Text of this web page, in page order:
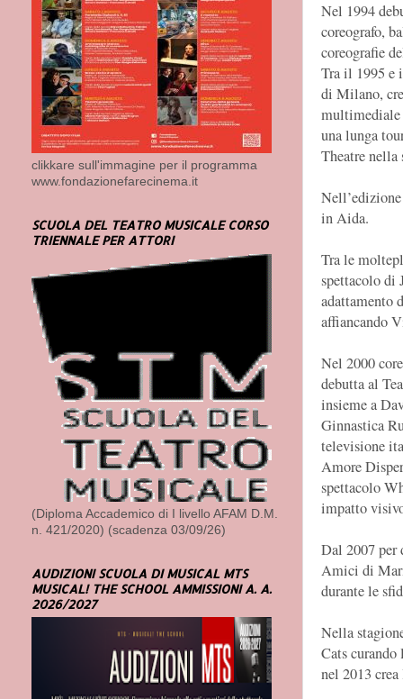
Nel 1994
coreografo,
coreografie
Tra il 1995 e
di Milano,
multimediale
una lunga
Theatre nella
in Aida.
Tra le
spettacolo di
adattamento
affiancando
Nel 2000
debutta al
insieme a
Ginnastica
televisione
Amore
spettacolo
impatto
Dal 2007 per
Amici di
durante le
Nella
Cats
nel 2013
clikkare sull'immagine per il programma
www.fondazionefarecinema.it
SCUOLA DEL TEATRO MUSICALE CORSO
TRIENNALE PER ATTORI
(Diploma Accademico di I livello AFAM D.M.
n. 421/2020) (scadenza 03/09/26)
AUDIZIONI SCUOLA DI MUSICAL MTS
MUSICAL! THE SCHOOL AMMISSIONI A. A.
2026/2027